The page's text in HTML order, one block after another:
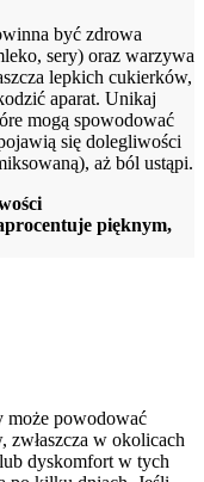
być zdrowa
sery) oraz warzywa
lepkich cukierków,
aparat. Unikaj
mogą spowodować
się dolegliwości
aż ból ustąpi.
pięknym,
może powodować
zwłaszcza w okolicach
dyskomfort w tych